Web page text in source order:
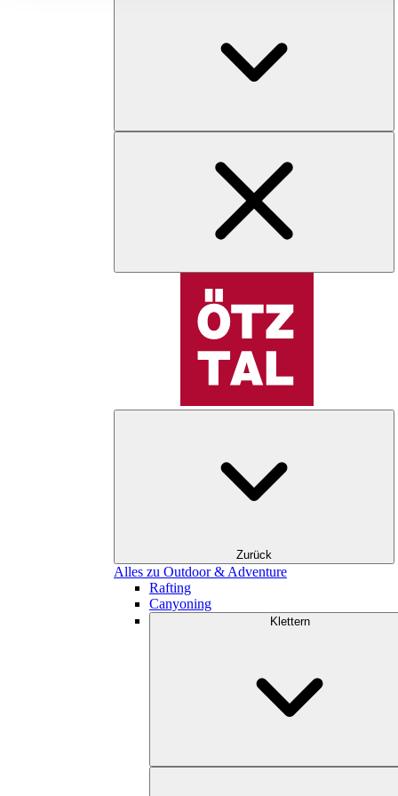
Zurück
Alles zu Outdoor & Adventure
Rafting
Canyoning
Klettern